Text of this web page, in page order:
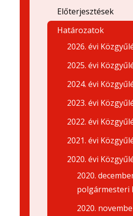
Előterjesztések
Határozatok
2026. évi
2025. évi
2024. évi
2023. évi
2022. évi
2021. évi
2020. évi
2020.
polgármesteri
2020.